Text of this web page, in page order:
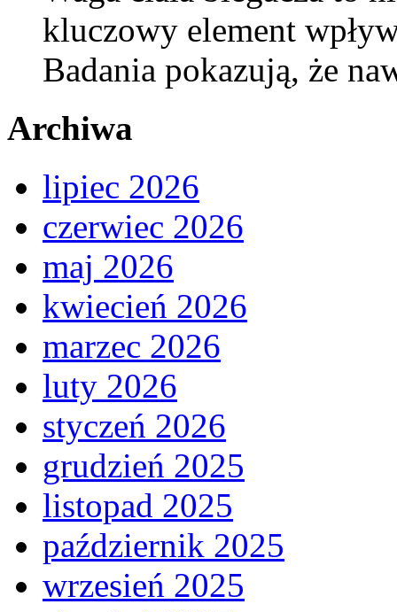
kluczowy element
Badania pokazują, że
Archiwa
lipiec 2026
czerwiec 2026
maj 2026
kwiecień 2026
marzec 2026
luty 2026
styczeń 2026
grudzień 2025
listopad 2025
październik 2025
wrzesień 2025